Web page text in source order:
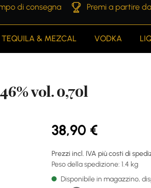
di consegna Premi a partire
TEQUILA & MEZCAL VODKA
vol. 0,70l
38,90 €
Prezzi incl. IVA più costi di
Peso della spedizione: 1.4 kg
Disponibile in magazzino,